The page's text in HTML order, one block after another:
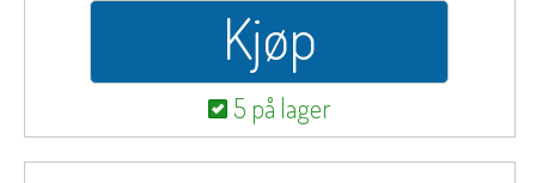
Kjøp
5 på lager